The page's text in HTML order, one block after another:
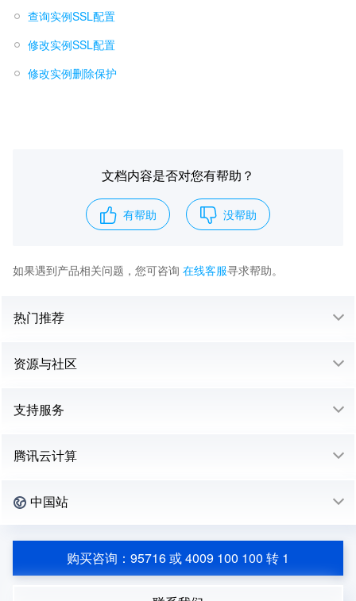
查询实例SSL配置
修改实例SSL配置
修改实例删除保护
文档内容是否对您有帮助？
有帮助 没帮助
如果遇到产品相关问题，您可咨询 在线客服寻求帮助。
热门推荐
资源与社区
支持服务
腾讯云计算
中国站
购买咨询：95716 或 4009 100 100 转 1